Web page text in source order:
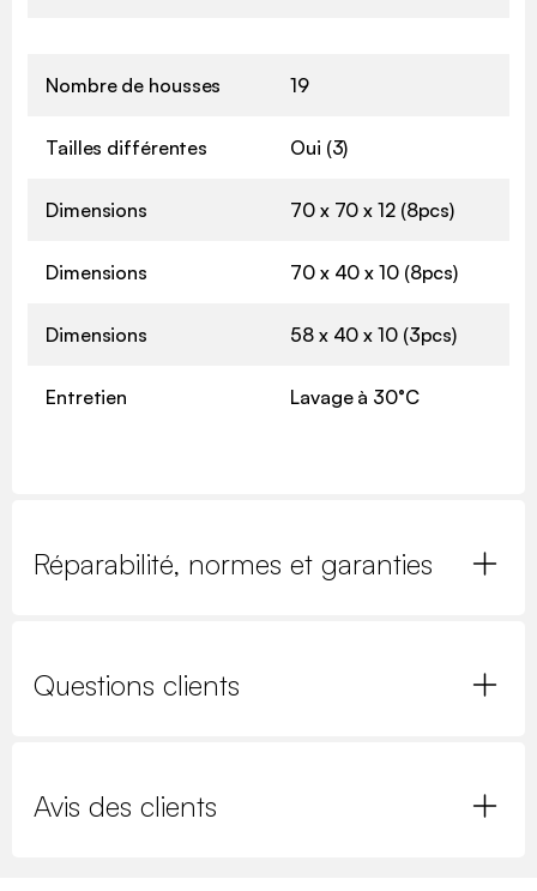
Nombre de housses 19
Tailles différentes Oui (3)
Dimensions 70 x 70 x 12 (8pcs)
Dimensions 70 x 40 x 10 (8pcs)
Dimensions 58 x 40 x 10 (3pcs)
Entretien Lavage à 30°C
Réparabilité, normes et garanties
Questions clients
Avis des clients